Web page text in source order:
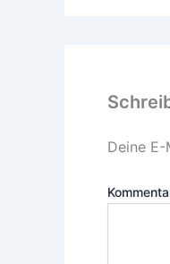
Deine